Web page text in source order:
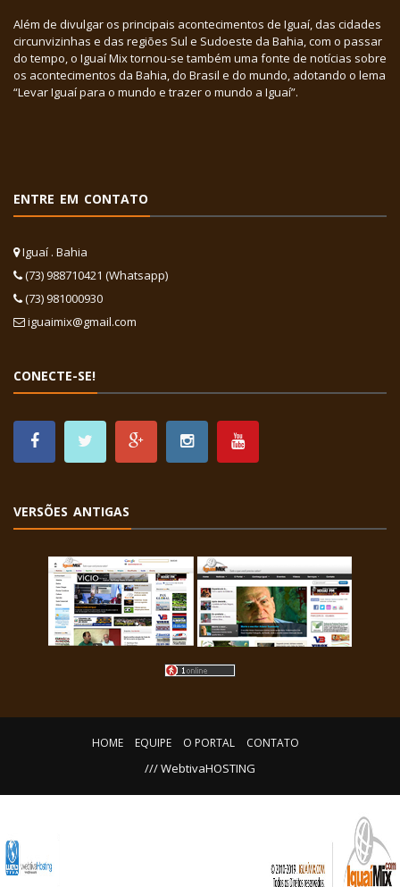
Além de divulgar os principais acontecimentos de Iguaí, das cidades
circunvizinhas e das regiões Sul e Sudoeste da Bahia, com o passar
do tempo, o Iguaí Mix tornou-se também uma fonte de notícias sobre
os acontecimentos da Bahia, do Brasil e do mundo, adotando o lema
“Levar Iguaí para o mundo e trazer o mundo a Iguaí”.
ENTRE EM CONTATO
Iguaí . Bahia
(73) 988710421 (Whatsapp)
(73) 981000930
iguaimix@gmail.com
CONECTE-SE!
VERSÕES ANTIGAS
HOME EQUIPE O PORTAL CONTATO
/// WebtivaHOSTING